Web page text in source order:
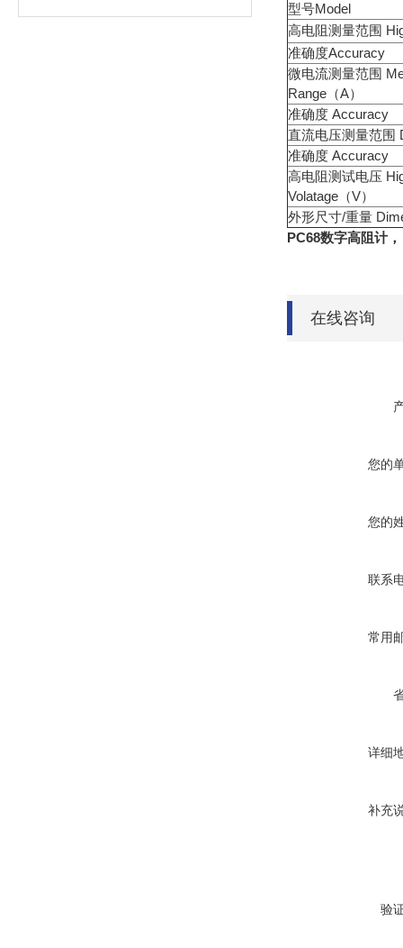
型号Model
高电阻测量范围
准确度Accuracy
微电流测量范围
Range（A）
准确度 Accuracy
直流电压测量范围
准确度 Accuracy
高电阻测试电压
Volatage（V）
外形尺寸/重量
PC68数字高阻计
在线咨询
您的
您的
联系
常用
详细
补充
验